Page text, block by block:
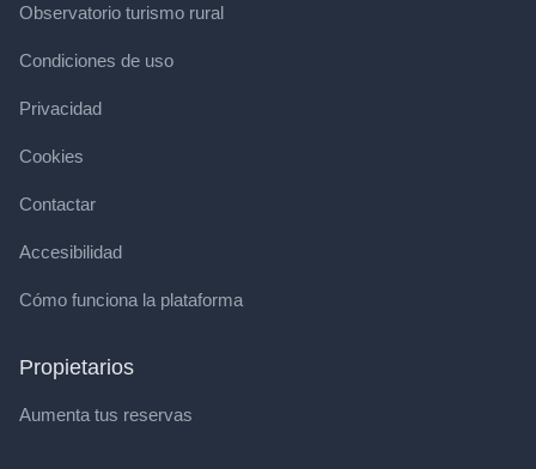
Observatorio turismo rural
Condiciones de uso
Privacidad
Cookies
Contactar
Accesibilidad
Cómo funciona la plataforma
Propietarios
Aumenta tus reservas